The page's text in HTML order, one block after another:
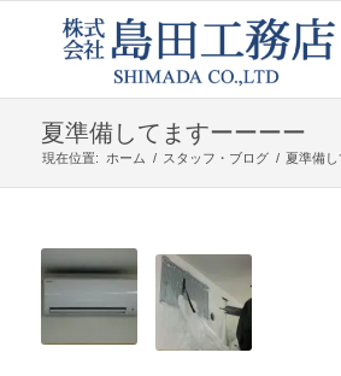
夏準備してますーーーー
現在位置: ホーム / スタッフ・ブログ / 夏準備